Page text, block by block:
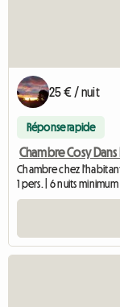
25 € / nuit
Réponse rapide
Chambre Cosy
Chambre chez
1 pers. | 6 nuits minimum